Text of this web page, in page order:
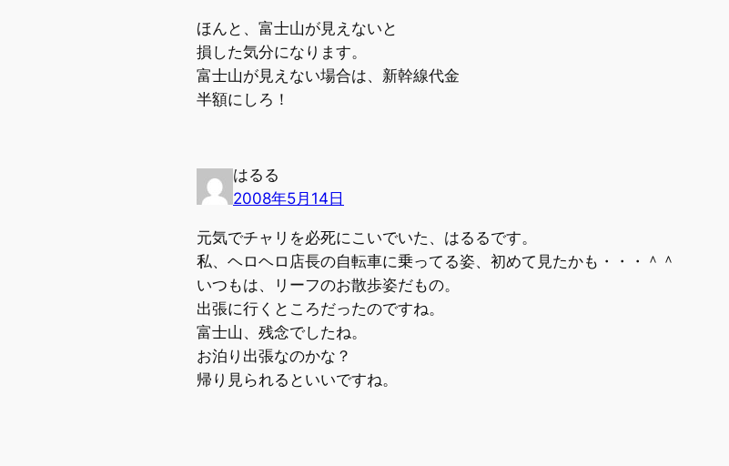
ほんと、富士山が見えないと
損した気分になります。
富士山が見えない場合は、新幹線代金
半額にしろ！
はるる
2008年5月14日
元気でチャリを必死にこいでいた、はるるです。
私、ヘロヘロ店長の自転車に乗ってる姿、初めて見たかも・・・＾＾
いつもは、リーフのお散歩姿だもの。
出張に行くところだったのですね。
富士山、残念でしたね。
お泊り出張なのかな？
帰り見られるといいですね。